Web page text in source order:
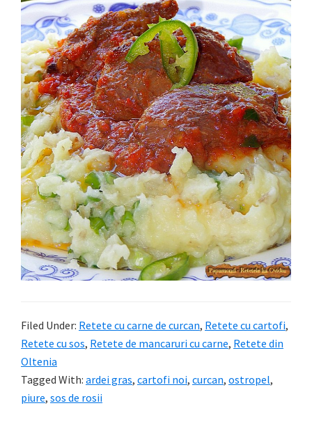
Filed Under: Retete cu carne de curcan, Retete cu cartofi,
Retete cu sos, Retete de mancaruri cu carne, Retete din
Oltenia
Tagged With: ardei gras, cartofi noi, curcan, ostropel,
piure, sos de rosii